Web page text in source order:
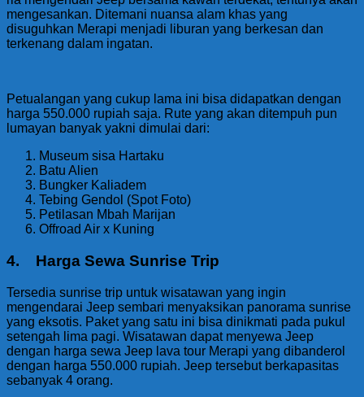
mengesankan. Ditemani nuansa alam khas yang
disuguhkan Merapi menjadi liburan yang berkesan dan
terkenang dalam ingatan.
Petualangan yang cukup lama ini bisa didapatkan dengan
harga 550.000 rupiah saja. Rute yang akan ditempuh pun
lumayan banyak yakni dimulai dari:
Museum sisa Hartaku
Batu Alien
Bungker Kaliadem
Tebing Gendol (Spot Foto)
Petilasan Mbah Marijan
Offroad Air x Kuning
4. Harga Sewa Sunrise Trip
Tersedia sunrise trip untuk wisatawan yang ingin
mengendarai Jeep sembari menyaksikan panorama sunrise
yang eksotis. Paket yang satu ini bisa dinikmati pada pukul
setengah lima pagi. Wisatawan dapat menyewa Jeep
dengan harga sewa Jeep lava tour Merapi yang dibanderol
dengan harga 550.000 rupiah. Jeep tersebut berkapasitas
sebanyak 4 orang.